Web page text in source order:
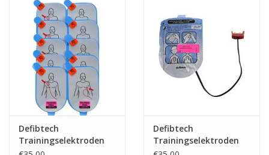
Defibtech
Trainingselektroden
Vervangingsplakkers
Defibtech
Trainingselektroden
Kind ( met stekker)